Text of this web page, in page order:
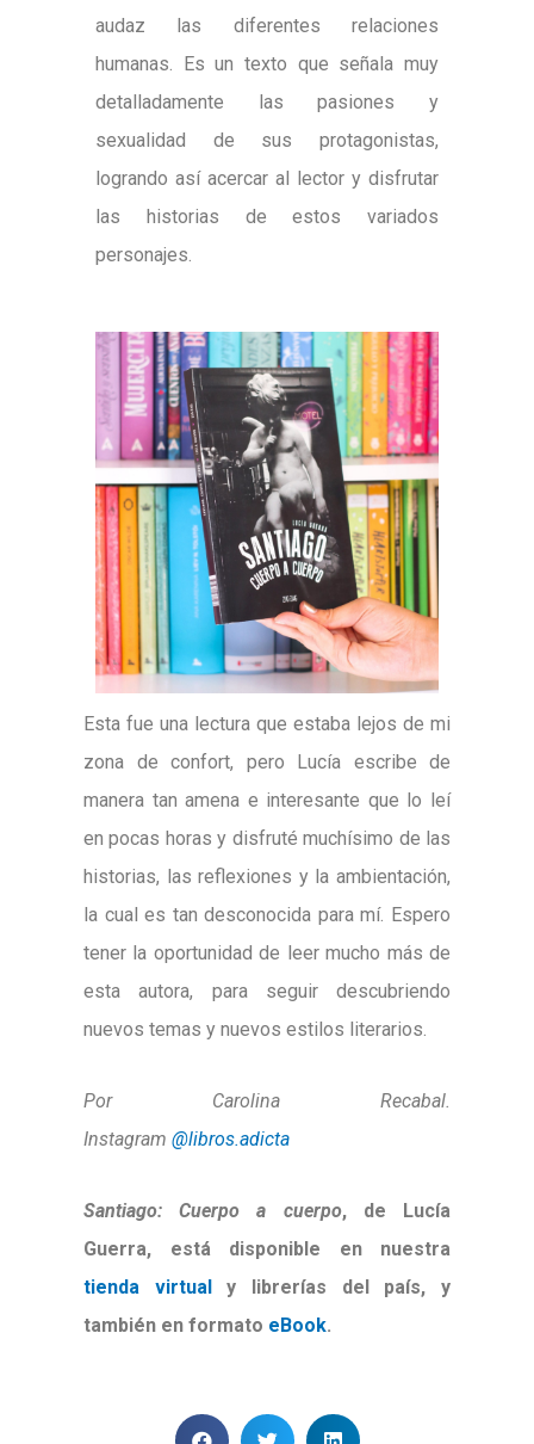
audaz las diferentes relaciones
humanas. Es un texto que señala muy
detalladamente las pasiones y
sexualidad de sus protagonistas,
logrando así acercar al lector y disfrutar
las historias de estos variados
personajes.
Esta fue una lectura que estaba lejos de mi
zona de confort, pero Lucía escribe de
manera tan amena e interesante que lo leí
en pocas horas y disfruté muchísimo de las
historias, las reflexiones y la ambientación,
la cual es tan desconocida para mí. Espero
tener la oportunidad de leer mucho más de
esta autora, para seguir descubriendo
nuevos temas y nuevos estilos literarios.
Por Carolina Recabal.
Instagram @libros.adicta
Santiago: Cuerpo a cuerpo, de Lucía
Guerra, está disponible en nuestra
tienda virtualy librerías del país, y
también en formato eBook.